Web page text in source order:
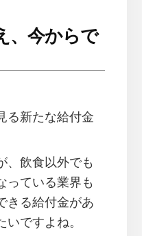
、今からで
る新たな給付金
、飲食以外でも
っている業界も
きる給付金があ
ですよね。